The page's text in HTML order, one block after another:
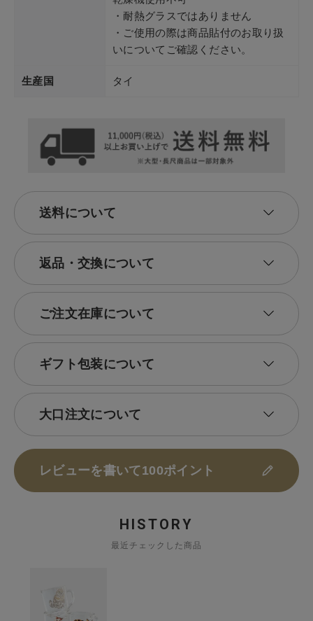
・耐熱グラスではありません
・ご使用の際は商品貼付のお取り扱
いについてご確認ください。
生産国 タイ
送料について
返品・交換について
ご注文在庫について
ギフト包装について
大口注文について
レビューを書いて100ポイント
HISTORY
最近チェックした商品